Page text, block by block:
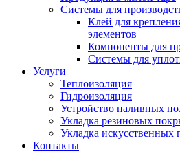
Системы для
Клей для
элементов
Компоненты для
Системы для
Услуги
Теплоизоляция
Гидроизоляция
Устройство наливных
Укладка резиновых
Укладка искусственных
Контакты